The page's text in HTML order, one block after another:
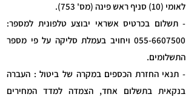
לאומי (10) סניף ראש פינה (מס' 753).
- תשלום בכרטיס אשראי יבוצע טלפונית למספר:
055-6607500 ויחויב בעמלת סליקה על פי מספר
התשלומים.
- תנאי החזרת הכספים במקרה של ביטול : העברה
בנקאית בתשלום אחד, הצמדה למדד המחירים